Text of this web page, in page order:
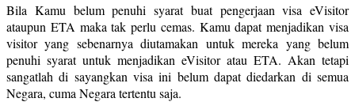
Bila Kamu belum penuhi syarat buat pengerjaan visa eVisitor
ataupun ETA maka tak perlu cemas. Kamu dapat menjadikan visa
visitor yang sebenarnya diutamakan untuk mereka yang belum
penuhi syarat untuk menjadikan eVisitor atau ETA. Akan tetapi
sangatlah di sayangkan visa ini belum dapat diedarkan di semua
Negara, cuma Negara tertentu saja.